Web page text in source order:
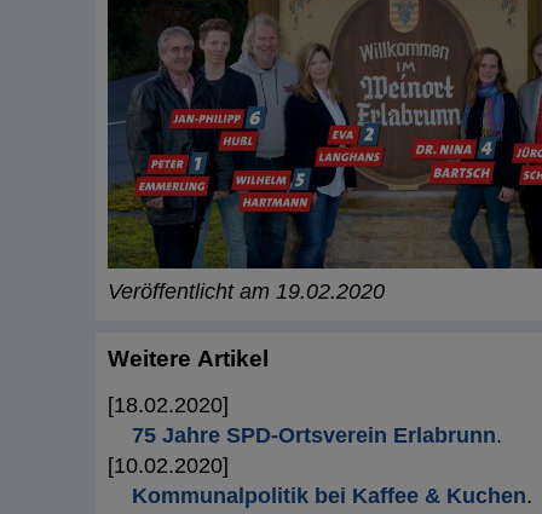
Veröffentlicht am 19.02.2020
Weitere Artikel
[18.02.2020]
75 Jahre SPD-Ortsverein Erlabrunn.
[10.02.2020]
Kommunalpolitik bei Kaffee & Kuchen.